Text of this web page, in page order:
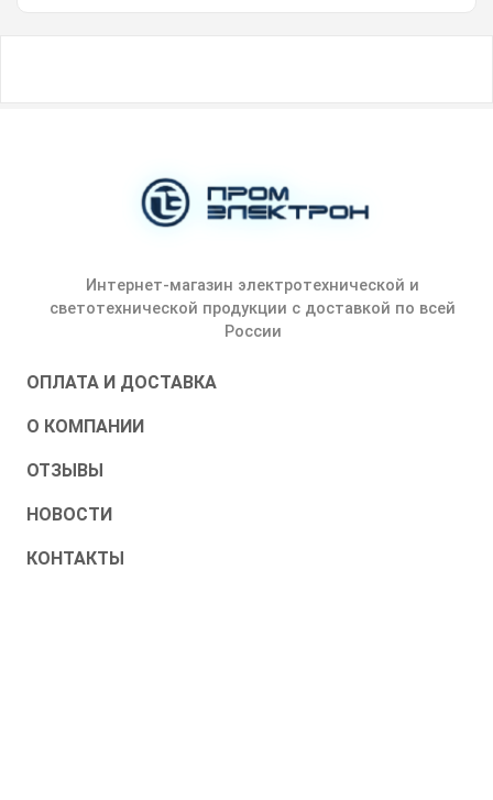
Интернет-магазин электротехнической и
светотехнической продукции с доставкой по всей
России
ОПЛАТА И ДОСТАВКА
О КОМПАНИИ
ОТЗЫВЫ
НОВОСТИ
КОНТАКТЫ